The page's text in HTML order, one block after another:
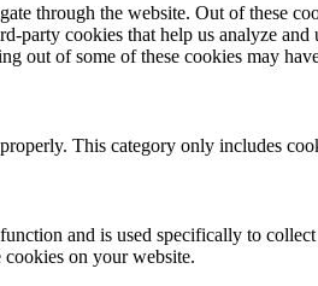
through the website. Out of these
party cookies that help us analyze
out of some of these cookies may
This category only includes
and is used specifically to
on your website.